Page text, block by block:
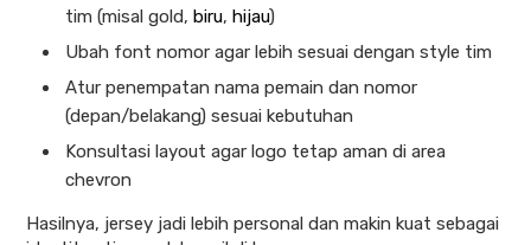
tim (misal gold, biru, hijau)
Ubah font nomor agar lebih sesuai dengan style tim
Atur penempatan nama pemain dan nomor
(depan/belakang) sesuai kebutuhan
Konsultasi layout agar logo tetap aman di area
chevron
Hasilnya, jersey jadi lebih personal dan makin kuat sebagai